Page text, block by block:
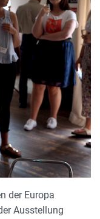
der Europa
Ausstellung